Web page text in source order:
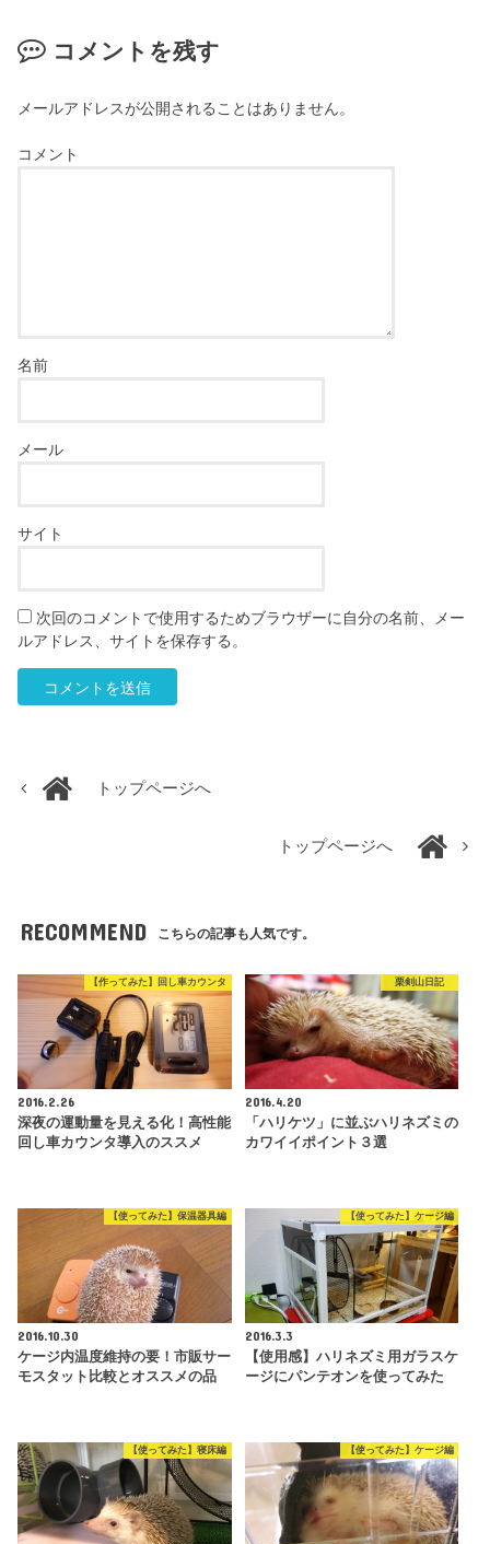
コメントを残す
メールアドレスが公開されることはありません。
コメント
名前
メール
サイト
次回のコメントで使用するためブラウザーに自分の名前、メー
ルアドレス、サイトを保存する。
トップページへ
トップページへ
RECOMMEND こちらの記事も人気です。
【作ってみた】回し車カウンタ
2016.2.26
深夜の運動量を見える化！高性能
回し車カウンタ導入のススメ
栗剣山日記
2016.4.20
「ハリケツ」に並ぶハリネズミの
カワイイポイント３選
【使ってみた】保温器具編
2016.10.30
ケージ内温度維持の要！市販サー
モスタット比較とオススメの品
【使ってみた】ケージ編
2016.3.3
【使用感】ハリネズミ用ガラスケ
ージにパンテオンを使ってみた
【使ってみた】寝床編 【使ってみた】ケージ編